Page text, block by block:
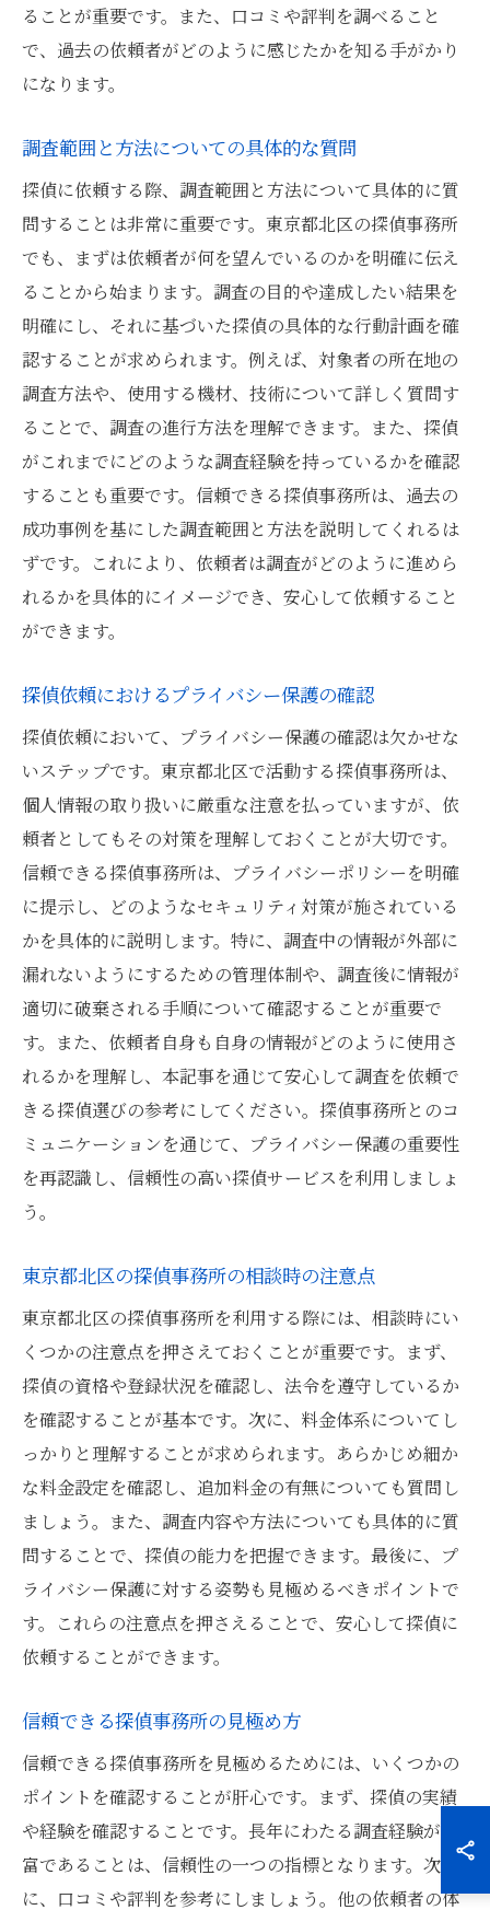
ることが重要です。また、口コミや評判を調べること
で、過去の依頼者がどのように感じたかを知る手がかり
になります。
調査範囲と方法についての具体的な質問
探偵に依頼する際、調査範囲と方法について具体的に質
問することは非常に重要です。東京都北区の探偵事務所
でも、まずは依頼者が何を望んでいるのかを明確に伝え
ることから始まります。調査の目的や達成したい結果を
明確にし、それに基づいた探偵の具体的な行動計画を確
認することが求められます。例えば、対象者の所在地の
調査方法や、使用する機材、技術について詳しく質問す
ることで、調査の進行方法を理解できます。また、探偵
がこれまでにどのような調査経験を持っているかを確認
することも重要です。信頼できる探偵事務所は、過去の
成功事例を基にした調査範囲と方法を説明してくれるは
ずです。これにより、依頼者は調査がどのように進めら
れるかを具体的にイメージでき、安心して依頼すること
ができます。
探偵依頼におけるプライバシー保護の確認
探偵依頼において、プライバシー保護の確認は欠かせな
いステップです。東京都北区で活動する探偵事務所は、
個人情報の取り扱いに厳重な注意を払っていますが、依
頼者としてもその対策を理解しておくことが大切です。
信頼できる探偵事務所は、プライバシーポリシーを明確
に提示し、どのようなセキュリティ対策が施されている
かを具体的に説明します。特に、調査中の情報が外部に
漏れないようにするための管理体制や、調査後に情報が
適切に破棄される手順について確認することが重要で
す。また、依頼者自身も自身の情報がどのように使用さ
れるかを理解し、本記事を通じて安心して調査を依頼で
きる探偵選びの参考にしてください。探偵事務所とのコ
ミュニケーションを通じて、プライバシー保護の重要性
を再認識し、信頼性の高い探偵サービスを利用しましょ
う。
東京都北区の探偵事務所の相談時の注意点
東京都北区の探偵事務所を利用する際には、相談時にい
くつかの注意点を押さえておくことが重要です。まず、
探偵の資格や登録状況を確認し、法令を遵守しているか
を確認することが基本です。次に、料金体系についてし
っかりと理解することが求められます。あらかじめ細か
な料金設定を確認し、追加料金の有無についても質問し
ましょう。また、調査内容や方法についても具体的に質
問することで、探偵の能力を把握できます。最後に、プ
ライバシー保護に対する姿勢も見極めるべきポイントで
す。これらの注意点を押さえることで、安心して探偵に
依頼することができます。
信頼できる探偵事務所の見極め方
信頼できる探偵事務所を見極めるためには、いくつかの
ポイントを確認することが肝心です。まず、探偵の実績
や経験を確認することです。長年にわたる調査経験が豊
富であることは、信頼性の一つの指標となります。次
に、口コミや評判を参考にしましょう。他の依頼者の体